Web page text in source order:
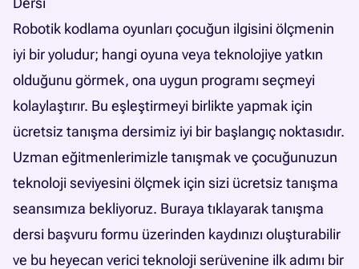
Robotik kodlama oyunları çocuğun ilgisini ölçmenin
iyi bir yoludur; hangi oyuna veya teknolojiye yatkın
olduğunu görmek, ona uygun programı seçmeyi
kolaylaştırır. Bu eşleştirmeyi birlikte yapmak için
ücretsiz tanışma dersimiz iyi bir başlangıç noktasıdır.
Uzman eğitmenlerimizle tanışmak ve çocuğunuzun
teknoloji seviyesini ölçmek için sizi ücretsiz tanışma
seansımıza bekliyoruz. Buraya tıklayaraktanışma
dersi başvuru formu üzerinden kaydınızı oluşturabilir
ve bu heyecan verici teknoloji serüvenine ilk adımı bir